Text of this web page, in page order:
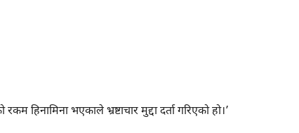
हिनामिना भएकाले भ्रष्टाचार मुद्दा दर्ता गरिएको हो।’